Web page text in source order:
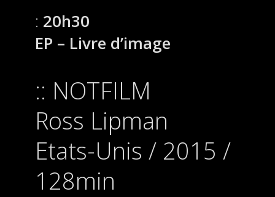
20h30
EP – Livre d’image
NOTFILM
Ross Lipman
Etats-Unis / 2015 /
128min